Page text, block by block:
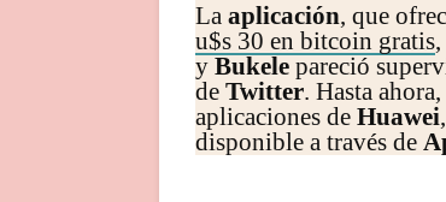
La aplicación, que
u$s 30 en bitcoin gratis
y Bukele pareció
de Twitter. Hasta
aplicaciones de Huawei
disponible a través de